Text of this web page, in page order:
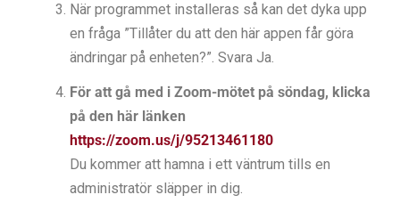
När programmet installeras så kan det dyka upp
en fråga ”Tillåter du att den här appen får göra
ändringar på enheten?”. Svara Ja.
För att gå med i Zoom-mötet på söndag, klicka
på den här länken
https://zoom.us/j/95213461180
Du kommer att hamna i ett väntrum tills en
administratör släpper in dig.